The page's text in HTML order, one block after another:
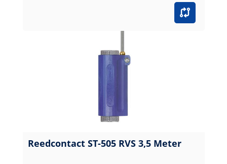
Reedcontact ST-505 RVS 3,5 Meter